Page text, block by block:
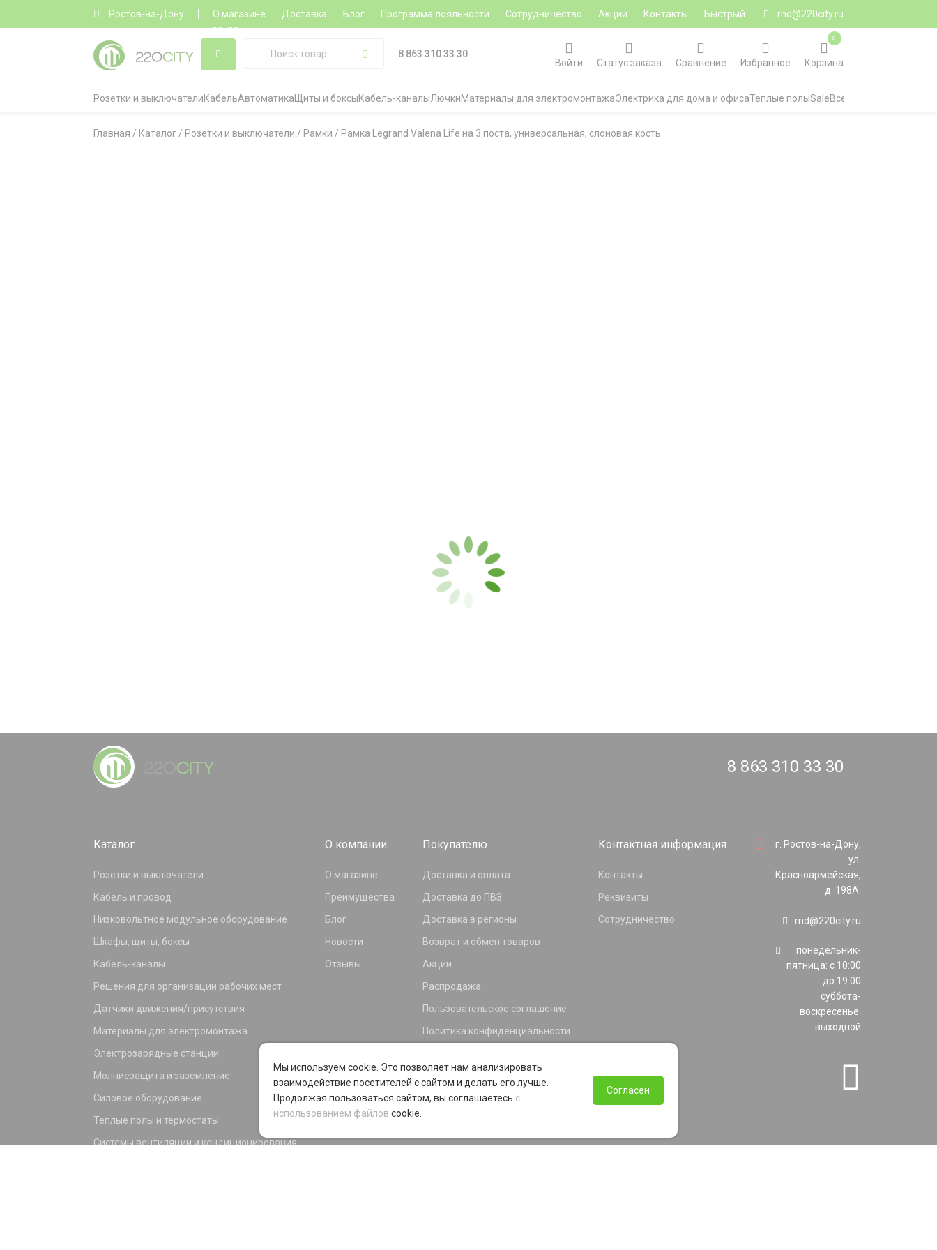
Ростов-на-Дону О магазине Доставка Блог Программа лояльности Сотрудничество Акции Контакты
Быстрый
заказ
rnd@220city.ru
8 863 310 33 30
Войти
Статус заказа Сравнение Избранное Корзина
0
Розетки и выключателиКабельАвтоматика Щиты и боксыКабель-каналыЛючкиМатериалы для электромонтажаЭлектрика для дома и офисаТеплые полыSaleВсе категории
Главная / Каталог / Розетки и выключатели / Рамки / Рамка Legrand Valena Life на 3 поста, универсальная, слоновая кость
8 863 310 33 30
Каталог
Розетки и выключатели
Кабель и провод
Низковольтное модульное оборудование
Шкафы, щиты, боксы
Кабель-каналы
Решения для организации рабочих мест
Датчики движения/присутствия
Материалы для электромонтажа
Электрозарядные станции
Молниезащита и заземление
Силовое оборудование
Теплые полы и термостаты
Системы вентиляции и кондиционирования
О компании
О магазине
Преимущества
Блог
Новости
Отзывы
Покупателю
Доставка и оплата
Доставка до ПВЗ
Доставка в регионы
Возврат и обмен товаров
Акции
Распродажа
Пользовательское соглашение
Политика конфиденциальности
Программа лояльности
Контактная информация
Контакты
Реквизиты
Сотрудничество
г. Ростов-на-Дону,
ул.
Красноармейская,
д. 198А.
rnd@220city.ru
понедельник-
пятница: с 10:00
до 19:00
суббота-
воскресенье:
выходной
Мы используем cookie. Это позволяет нам анализировать
взаимодействие посетителей с сайтом и делать его лучше.
Продолжая пользоваться сайтом, вы соглашаетесь с
использованием файлов cookie.
Согласен